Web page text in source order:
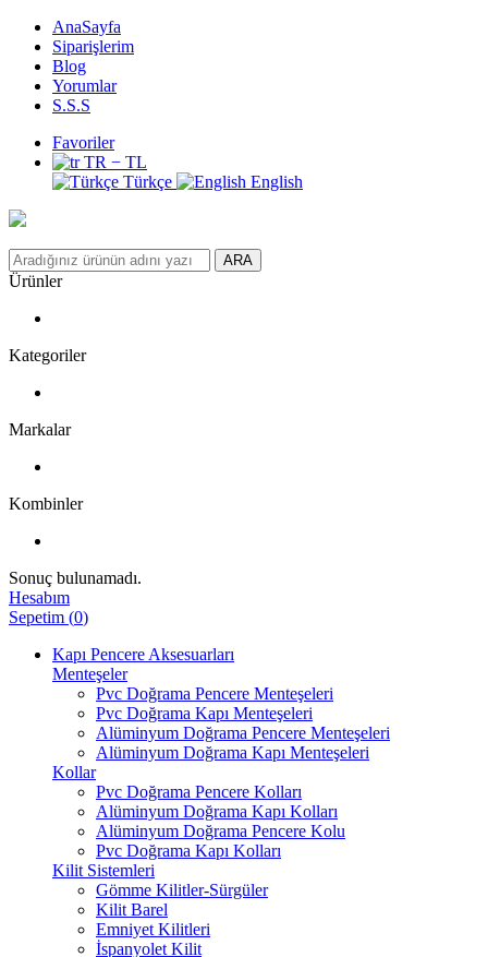
AnaSayfa
Siparişlerim
Blog
Yorumlar
S.S.S
Favoriler
TR − TL
Türkçe
English
ARA
Ürünler
Kategoriler
Markalar
Kombinler
Sonuç bulunamadı.
Hesabım
Sepetim (0)
Kapı Pencere Aksesuarları
Menteşeler
Pvc Doğrama Pencere Menteşeleri
Pvc Doğrama Kapı Menteşeleri
Alüminyum Doğrama Pencere Menteşeleri
Alüminyum Doğrama Kapı Menteşeleri
Kollar
Pvc Doğrama Pencere Kolları
Alüminyum Doğrama Kapı Kolları
Alüminyum Doğrama Pencere Kolu
Pvc Doğrama Kapı Kolları
Kilit Sistemleri
Gömme Kilitler-Sürgüler
Kilit Barel
Emniyet Kilitleri
İspanyolet Kilit